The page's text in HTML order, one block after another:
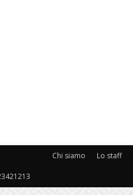
Chi siamo Lo staff